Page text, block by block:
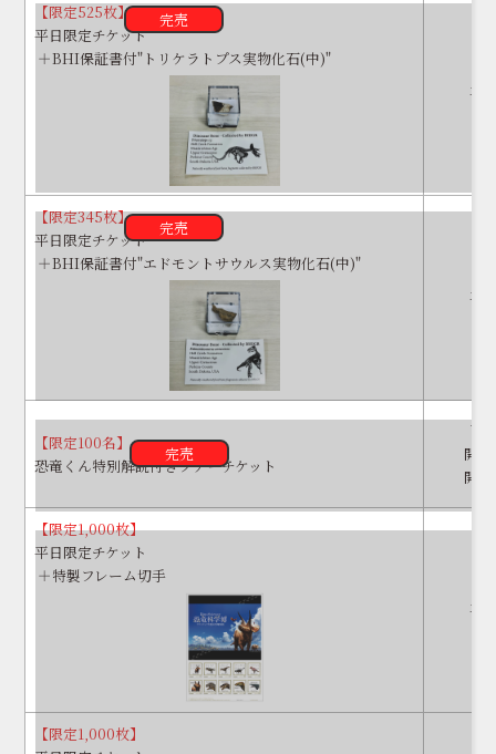
完売
【限定525枚】
平日限定チケット
＋BHI保証書付"トリケラトプス実物化石(中)"
平
完売
【限定345枚】
平日限定チケット
＋BHI保証書付"エドモントサウルス実物化石(中)"
平
完売
【限定100名】
恐竜くん特別解説付きツアーチケット
7/
開
開
【限定1,000枚】
平日限定チケット
＋特製フレーム切手
平
【限定1,000枚】